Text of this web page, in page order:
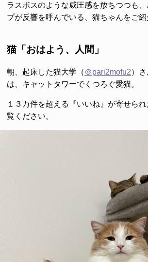
ラスボスのような威圧感を放ちつつも
プが反響を呼んでいる、猫ちゃんをご紹
猫「おはよう、人間」
朝、起床した猫大学（ ＠pari2mofu2）
は、キャットタワーでくつろぐ愛猫。
１３万件を超える『いいね』が寄せら
覧ください。